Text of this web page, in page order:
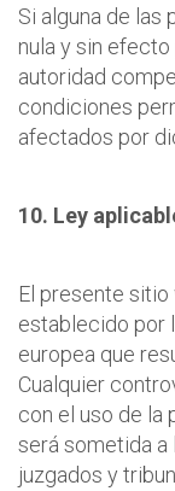
Si alguna de las
nula y sin
autoridad
condiciones
afectados por
10. Ley
El presente
establecido por
europea que
Cualquier
con el uso de la
será sometida a
juzgados y